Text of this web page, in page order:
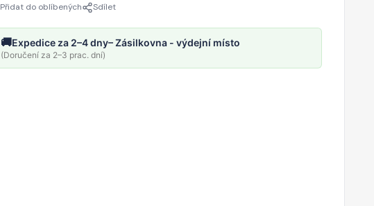
Přidat do oblíbených Sdílet
🚚Expedice za 2–4 dny– Zásilkovna - výdejní místo
(Doručení za 2–3 prac. dní)